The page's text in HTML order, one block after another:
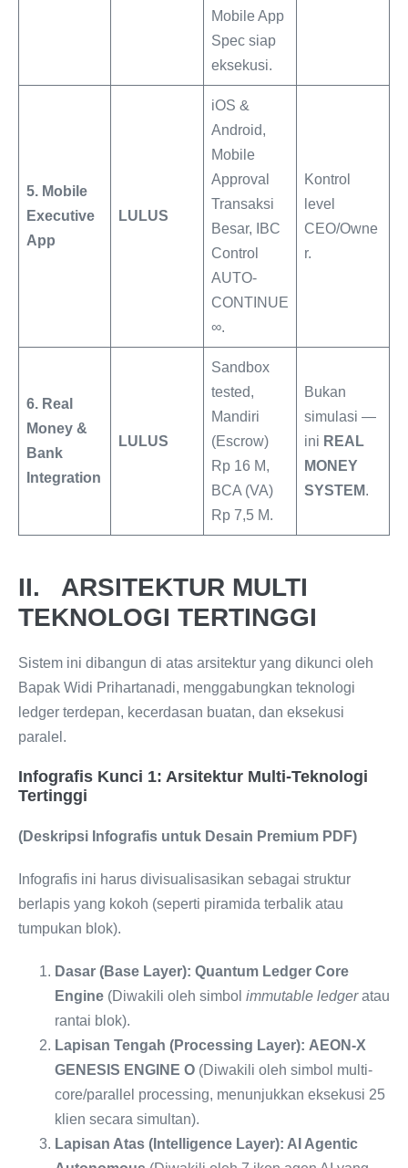
Mobile App
Spec siap
eksekusi.
5. Mobile
Executive
App
LULUS
iOS &
Android,
Mobile
Approval
Transaksi
Besar, IBC
Control
AUTO-
CONTINUE
∞.
Kontrol
level
CEO/Owne
r.
6. Real
Money &
Bank
Integration
LULUS
Sandbox
tested,
Mandiri
(Escrow)
Rp 16 M,
BCA (VA)
Rp 7,5 M.
Bukan
simulasi —
ini REAL
MONEY
SYSTEM.
II. ARSITEKTUR MULTI
TEKNOLOGI TERTINGGI
Sistem ini dibangun di atas arsitektur yang dikunci oleh
Bapak Widi Prihartanadi, menggabungkan teknologi
ledger terdepan, kecerdasan buatan, dan eksekusi
paralel.
Infografis Kunci 1: Arsitektur Multi-Teknologi
Tertinggi
(Deskripsi Infografis untuk Desain Premium PDF)
Infografis ini harus divisualisasikan sebagai struktur
berlapis yang kokoh (seperti piramida terbalik atau
tumpukan blok).
Dasar (Base Layer): Quantum Ledger Core
Engine (Diwakili oleh simbol immutable ledgeratau
rantai blok).
Lapisan Tengah (Processing Layer): AEON-X
GENESIS ENGINE O (Diwakili oleh simbol multi-
core/parallel processing, menunjukkan eksekusi 25
klien secara simultan).
Lapisan Atas (Intelligence Layer): AI Agentic